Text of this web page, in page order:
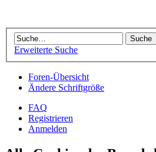
Erweiterte Suche
Foren-Übersicht
Ändere Schriftgröße
FAQ
Registrieren
Anmelden